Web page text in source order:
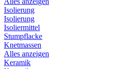
Isolierung
Isolierung
Isoliermittel
Stumpflacke
Knetmassen
Alles anzeigen
Keramik